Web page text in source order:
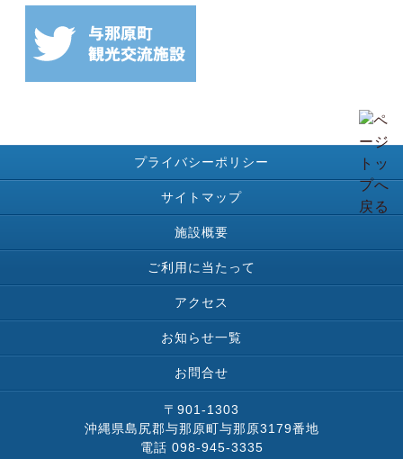
プライバシーポリシー
サイトマップ
施設概要
ご利用に当たって
アクセス
お知らせ一覧
お問合せ
〒901-1303
沖縄県島尻郡与那原町与那原3179番地
電話 098-945-3335